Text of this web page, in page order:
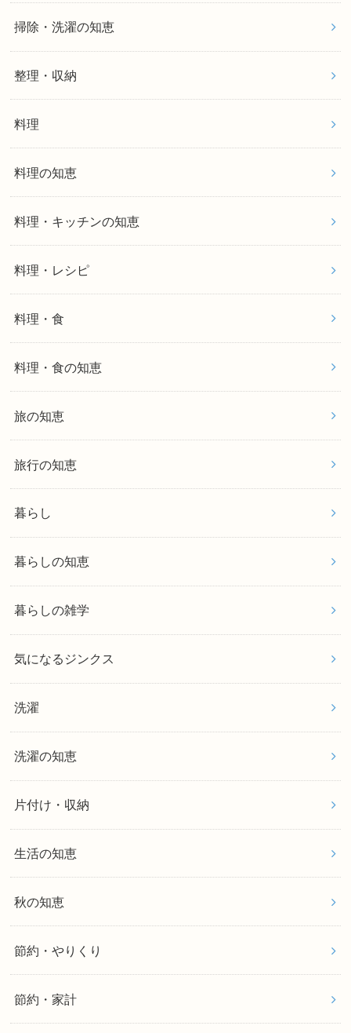
掃除・洗濯の知恵
整理・収納
料理
料理の知恵
料理・キッチンの知恵
料理・レシピ
料理・食
料理・食の知恵
旅の知恵
旅行の知恵
暮らし
暮らしの知恵
暮らしの雑学
気になるジンクス
洗濯
洗濯の知恵
片付け・収納
生活の知恵
秋の知恵
節約・やりくり
節約・家計